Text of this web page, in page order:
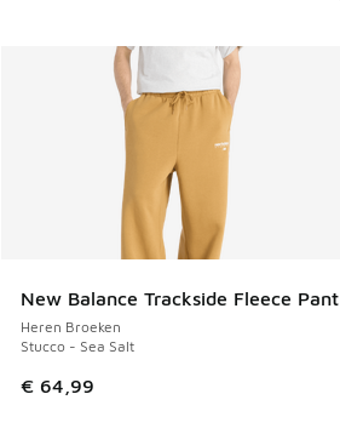
New Balance Trackside Fleece Pant
Heren Broeken
Stucco - Sea Salt
€ 64,99